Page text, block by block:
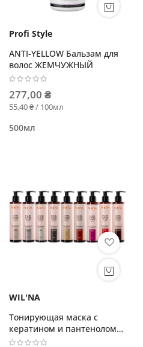
Profi Style
ANTI-YELLOW Бальзам для
волос ЖЕМЧУЖНЫЙ
277,00 ₴
55,40 ₴ / 100мл
500мл
WIL'NA
Тонирующая маска с
кератином и пантенолом
250 мл